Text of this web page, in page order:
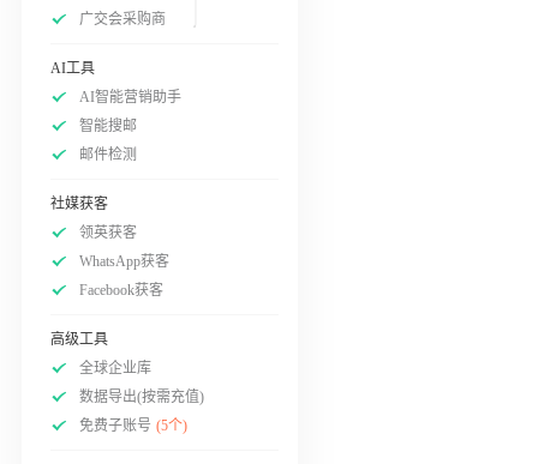
广交会采购商
AI工具
AI智能营销助手
智能搜邮
邮件检测
社媒获客
领英获客
WhatsApp获客
Facebook获客
高级工具
全球企业库
数据导出(按需充值)
免费子账号 (5个)